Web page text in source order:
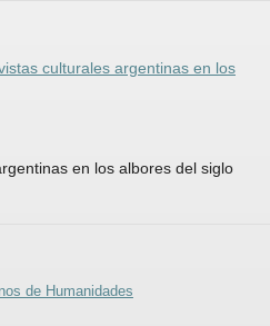
culturales argentinas en los
en los albores del siglo
de Humanidades